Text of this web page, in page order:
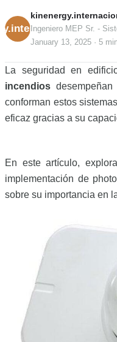
Ingeniero MEP Sr. -
January 13, 2025 · 5
La seguridad en
incendios
conforman estos
eficaz gracias a su
En este artículo,
implementación de
sobre su importancia en